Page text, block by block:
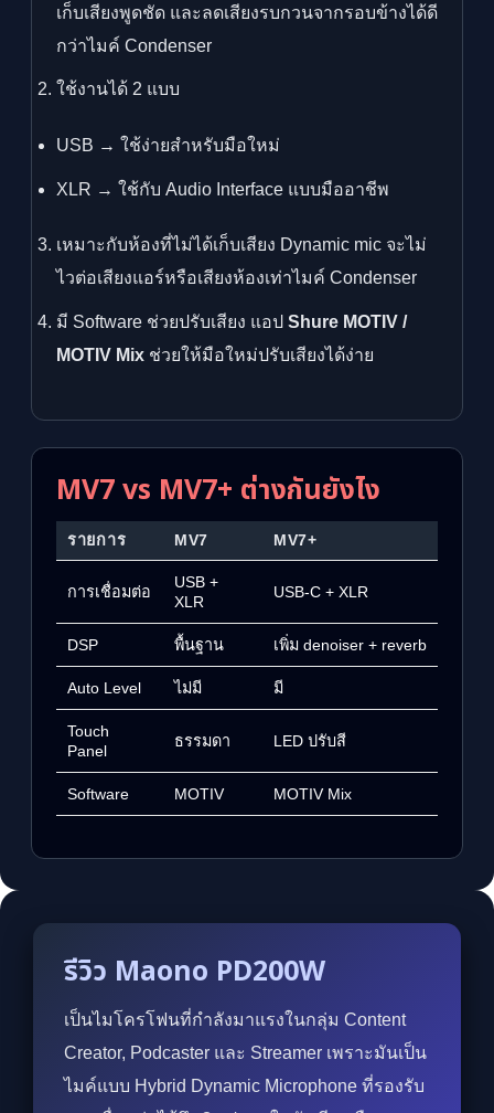
เก็บเสียงพูดชัด และลดเสียงรบกวนจากรอบข้างได้ดี
กว่าไมค์ Condenser
ใช้งานได้ 2 แบบ
USB → ใช้ง่ายสำหรับมือใหม่
XLR → ใช้กับ Audio Interface แบบมืออาชีพ
เหมาะกับห้องที่ไม่ได้เก็บเสียง Dynamic mic จะไม่
ไวต่อเสียงแอร์หรือเสียงห้องเท่าไมค์ Condenser
มี Software ช่วยปรับเสียง แอป Shure MOTIV /
MOTIV Mix ช่วยให้มือใหม่ปรับเสียงได้ง่าย
MV7 vs MV7+ ต่างกันยังไง
รายการ MV7 MV7+
การเชื่อมต่อ
USB +
XLR
USB-C + XLR
DSP พื้นฐาน เพิ่ม denoiser + reverb
Auto Level ไม่มี มี
Touch
Panel
ธรรมดา LED ปรับสี
Software MOTIV MOTIV Mix
รีวิว Maono PD200W
เป็นไมโครโฟนที่กำลังมาแรงในกลุ่ม Content
Creator, Podcaster และ Streamer เพราะมันเป็น
ไมค์แบบ Hybrid Dynamic Microphone ที่รองรับ